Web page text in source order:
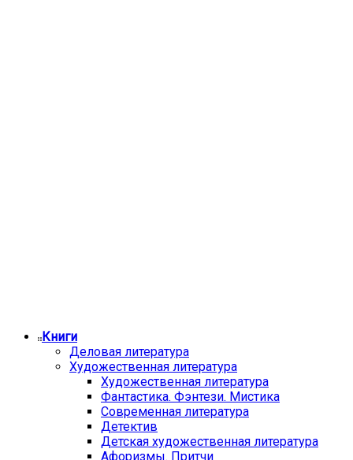
Книги
Деловая литература
Художественная литература
Художественная литература
Фантастика. Фэнтези. Мистика
Современная литература
Детектив
Детская художественная литература
Афоризмы. Притчи